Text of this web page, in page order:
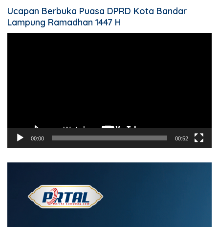
Ucapan Berbuka Puasa DPRD Kota Bandar
Lampung Ramadhan 1447 H
00:00 00:52